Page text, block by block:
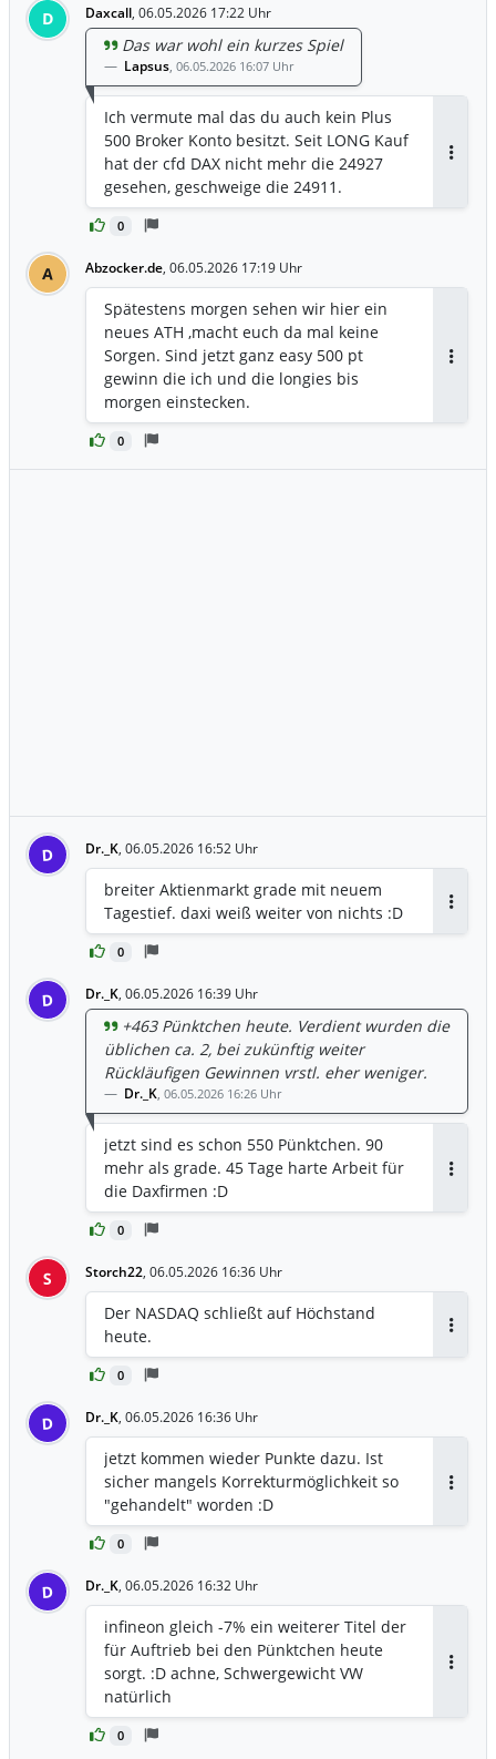
D Daxcall, 06.05.2026 17:22 Uhr
0
Das war wohl ein kurzes Spiel
Lapsus, 06.05.2026 16:07 Uhr
Ich vermute mal das du auch kein Plus
500 Broker Konto besitzt. Seit LONG Kauf
hat der cfd DAX nicht mehr die 24927
gesehen, geschweige die 24911.
A Abzocker.de, 06.05.2026 17:19 Uhr
0
Spätestens morgen sehen wir hier ein
neues ATH ,macht euch da mal keine
Sorgen. Sind jetzt ganz easy 500 pt
gewinn die ich und die longies bis
morgen einstecken.
D Dr._K, 06.05.2026 16:52 Uhr
0
breiter Aktienmarkt grade mit neuem
Tagestief. daxi weiß weiter von nichts :D
D Dr._K, 06.05.2026 16:39 Uhr
0
+463 Pünktchen heute. Verdient wurden die
üblichen ca. 2, bei zukünftig weiter
Rückläufigen Gewinnen vrstl. eher weniger.
Dr._K, 06.05.2026 16:26 Uhr
jetzt sind es schon 550 Pünktchen. 90
mehr als grade. 45 Tage harte Arbeit für
die Daxfirmen :D
S Storch22, 06.05.2026 16:36 Uhr
0
Der NASDAQ schließt auf Höchstand
heute.
D Dr._K, 06.05.2026 16:36 Uhr
0
jetzt kommen wieder Punkte dazu. Ist
sicher mangels Korrekturmöglichkeit so
"gehandelt" worden :D
D Dr._K, 06.05.2026 16:32 Uhr
0
infineon gleich -7% ein weiterer Titel der
für Auftrieb bei den Pünktchen heute
sorgt. :D achne, Schwergewicht VW
natürlich